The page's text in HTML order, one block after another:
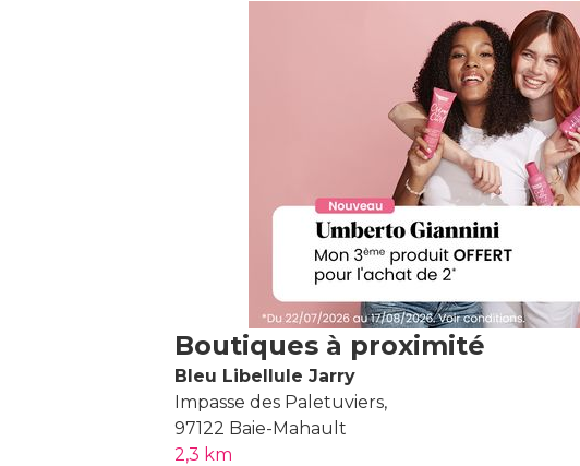
Boutiques à proximité
Bleu Libellule Jarry
Impasse des Paletuviers,
97122 Baie-Mahault
2,3 km